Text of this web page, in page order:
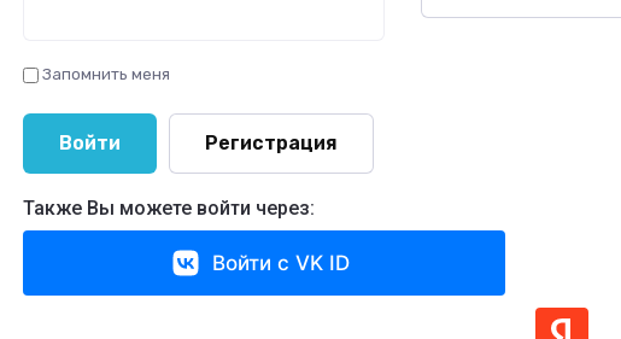
Запомнить меня
Войти Регистрация
Также Вы можете войти через:
Войти с VK ID